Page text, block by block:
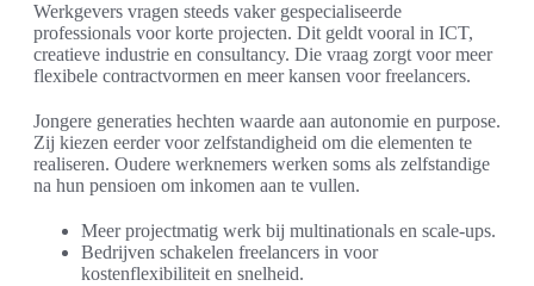
Werkgevers vragen steeds vaker gespecialiseerde
professionals voor korte projecten. Dit geldt vooral in ICT,
creatieve industrie en consultancy. Die vraag zorgt voor meer
flexibele contractvormen en meer kansen voor freelancers.
Jongere generaties hechten waarde aan autonomie en purpose.
Zij kiezen eerder voor zelfstandigheid om die elementen te
realiseren. Oudere werknemers werken soms als zelfstandige
na hun pensioen om inkomen aan te vullen.
Meer projectmatig werk bij multinationals en scale-ups.
Bedrijven schakelen freelancers in voor
kostenflexibiliteit en snelheid.